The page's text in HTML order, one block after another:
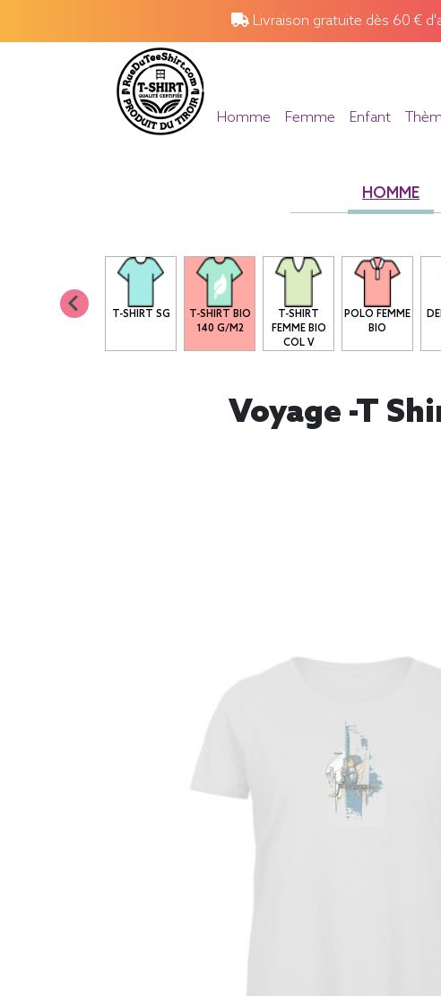
Livraison gratuite dès 60 €
Homme Femme Enfant
HOMME
T-SHIRT SG
T-SHIRT BIO
140 G/M2
T-SHIRT
FEMME BIO
COL V
POLO FEMME
BIO
Voyage -T